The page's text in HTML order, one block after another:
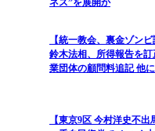
ネス”を展開か
【統一教会、裏金ゾン
鈴木法相、所得報告を訂
業団体の顧問料追記 他に
【東京9区 今村洋史不出